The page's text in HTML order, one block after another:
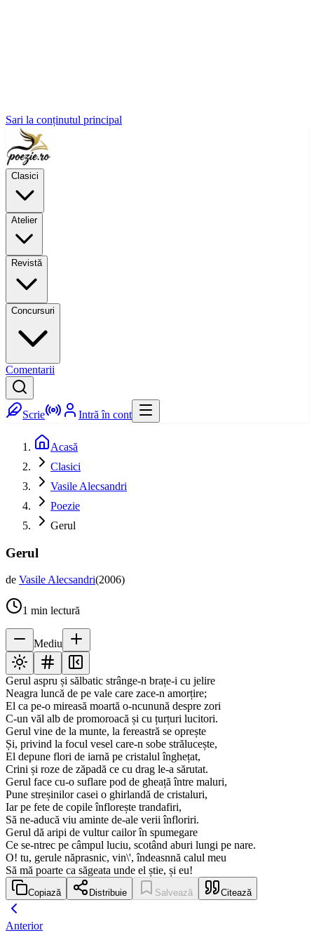
Sari la conținutul principal
Clasici
Atelier
Revistă
Concursuri
Comentarii
Scrie Intră în cont
Acasă
Clasici
Vasile Alecsandri
Poezie
Gerul
Gerul
de Vasile Alecsandri(2006)
1 min lectură
Mediu
Gerul aspru și sălbatic strânge-n brațe-i cu jelire
Neagra luncă de pe vale care zace-n amorțire;
El ca pe-o mireasă moartă o-ncunună despre zori
C-un văl alb de promoroacă și cu țurțuri lucitori.
Gerul vine de la munte, la fereastră se oprește
Și, privind la focul vesel care-n sobe strălucește,
El depune flori de iarnă pe cristalul înghețat,
Crini și roze de zăpadă ce cu drag le-a sărutat.
Gerul face cu-o suflare pod de gheață între maluri,
Pune streșinilor casei o ghirlandă de cristaluri,
Iar pe fete de copile înflorește trandafiri,
Să ne-aducă viu aminte de-ale verii înfloriri.
Gerul dă aripi de vultur cailor în spumegare
Ce se-ntrec pe câmpul luciu, scotând aburi lungi pe nare.
O! tu, gerule năprasnic, vin\', îndeasnnă calul meu
Să mă poarte ca săgeata unde el știe, și eu!
Copiază Distribuie Salvează Citează
Anterior